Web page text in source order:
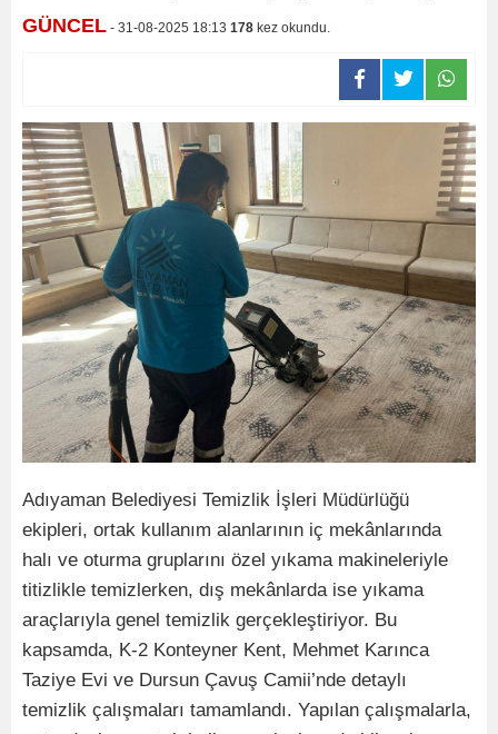
GÜNCEL - 31-08-2025 18:13 178 kez okundu.
Adıyaman Belediyesi Temizlik İşleri Müdürlüğü
ekipleri, ortak kullanım alanlarının iç mekânlarında
halı ve oturma gruplarını özel yıkama makineleriyle
titizlikle temizlerken, dış mekânlarda ise yıkama
araçlarıyla genel temizlik gerçekleştiriyor. Bu
kapsamda, K-2 Konteyner Kent, Mehmet Karınca
Taziye Evi ve Dursun Çavuş Camii’nde detaylı
temizlik çalışmaları tamamlandı. Yapılan çalışmalarla,